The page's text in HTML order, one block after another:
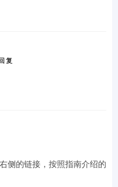
复
侧的链接，按照指南介绍的